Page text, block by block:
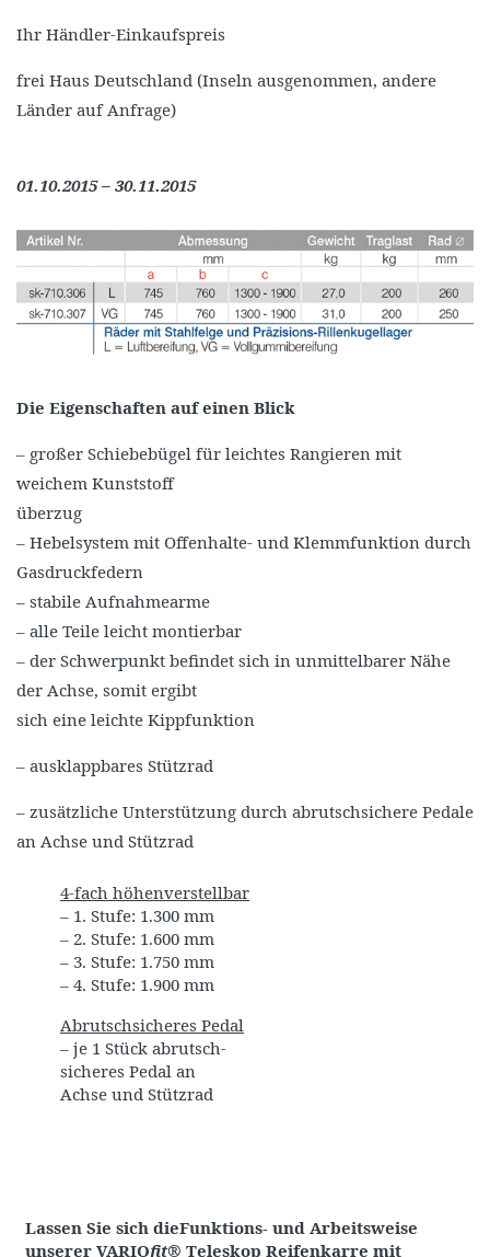
Ihr Händler-Einkaufspreis
frei Haus Deutschland (Inseln ausgenommen, andere
Länder auf Anfrage)
01.10.2015 – 30.11.2015
Die Eigenschaften auf einen Blick
– großer Schiebebügel für leichtes Rangieren mit
weichem Kunststoff
überzug
– Hebelsystem mit Offenhalte- und Klemmfunktion durch
Gasdruckfedern
– stabile Aufnahmearme
– alle Teile leicht montierbar
– der Schwerpunkt befindet sich in unmittelbarer Nähe
der Achse, somit ergibt
sich eine leichte Kippfunktion
– ausklappbares Stützrad
– zusätzliche Unterstützung durch abrutschsichere Pedale
an Achse und Stützrad
4-fach höhenverstellbar
– 1. Stufe: 1.300 mm
– 2. Stufe: 1.600 mm
– 3. Stufe: 1.750 mm
– 4. Stufe: 1.900 mm
Abrutschsicheres Pedal
– je 1 Stück abrutsch-
sicheres Pedal an
Achse und Stützrad
Lassen Sie sich dieFunktions- und Arbeitsweise
unserer VARIOfit® Teleskop Reifenkarre mit